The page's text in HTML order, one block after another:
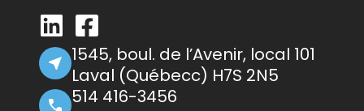
1545, boul. de l’Avenir, local 101
Laval (Québecc) H7S 2N5
514 416-3456